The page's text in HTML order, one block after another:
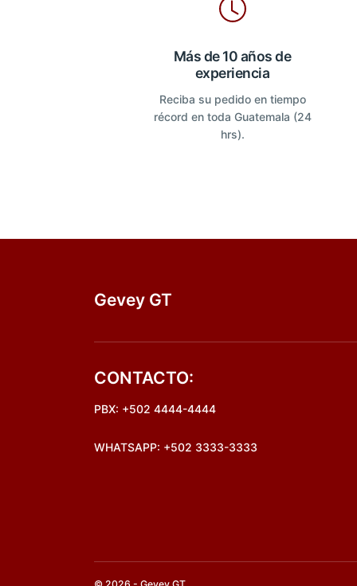
Más de 10 años de
experiencia
Reciba su pedido en tiempo
récord en toda Guatemala (24
hrs).
Gevey GT
CONTACTO:
PBX: +502 4444-4444
WHATSAPP: +502 3333-3333